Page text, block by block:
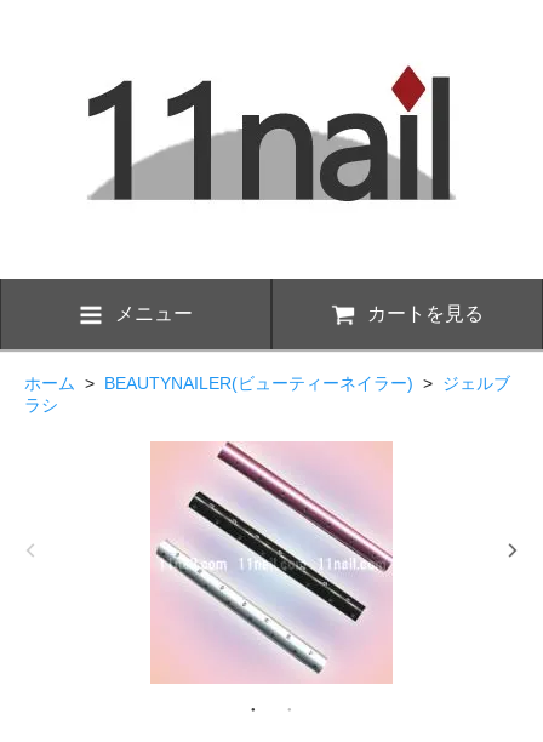
メニュー カートを見る
ホーム > BEAUTYNAILER(ビューティーネイラー) > ジェルブ
ラシ